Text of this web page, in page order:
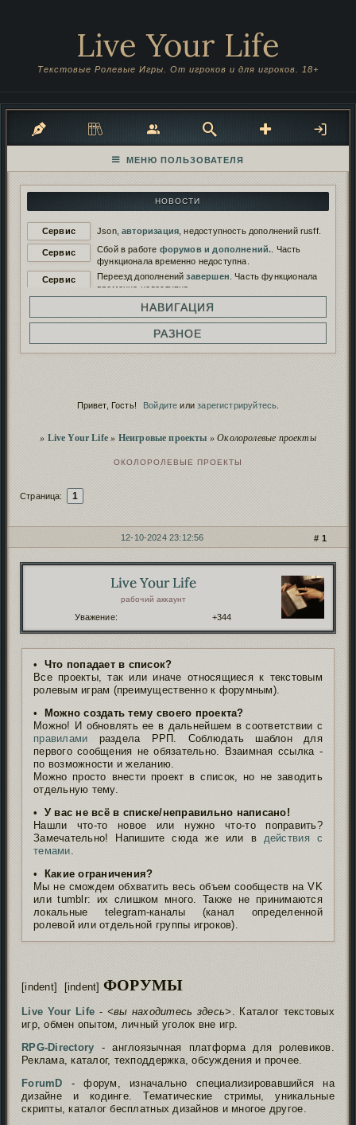
Live Your Life
Текстовые Ролевые Игры. От игроков и для игроков. 18+
НОВОСТИ
Сервис Json,авторизация , недоступность дополнений rusff.
Сервис Сбой в работе форумов и дополнений. . Часть
функционала временно недоступна.
Сервис
Переезд дополненийзавершен . Часть функционала
временно недоступна.
Переезд дополнений нановый сервер
будет временно недоступен.
Работа дополнений восстановлена. И снова
сломана...
Полезное о нейро-скриптах ибезопасности
картами.
твой старый форум не пропал!
НАВИГАЦИЯ
РАЗНОЕ
Привет, Гость! Войдите илизарегистрируйтесь
» Live Your Life » Неигровые проекты »Околоролевые проекты
ОКОЛОРОЛЕВЫЕ ПРОЕКТЫ
Страница: 1
1
12-10-2024 23:12:56
Live Your Life
рабочий аккаунт
Уважение: +344
• Что попадает в список?
Все проекты, так или иначе относящиеся к текстовым
ролевым играм (преимущественно к форумным).
•
Можно создать тему своего проекта?
Можно! И обновлять ее в дальнейшем в соответствии с
правилами раздела РРП. Соблюдать шаблон для
первого сообщения не обязательно. Взаимная ссылка -
по возможности и желанию.
Можно просто внести проект в список, но не заводить
отдельную тему.
• У вас не всё в списке/неправильно написано!
Нашли что-то новое или нужно что-то поправить?
Замечательно! Напишите сюда же или в действия с
темами.
•
Какие ограничения?
Мы не смождем обхватить весь объем сообществ на VK
или tumblr: их слишком много. Также не принимаются
локальные telegram-каналы (канал определенной
ролевой или отдельной группы игроков).
[indent] [indent] ФОРУМЫ
Live Your Life - <вы находитесь здесь>. Каталог текстовых
игр, обмен опытом, личный уголок вне игр.
RPG-Directory - англоязычная платформа для ролевиков.
Реклама, каталог, техподдержка, обсуждения и прочее.
ForumD - форум, изначально специализировавшийся на
дизайне и кодинге. Тематические стримы, уникальные
скрипты, каталог бесплатных дизайнов и многое другое.